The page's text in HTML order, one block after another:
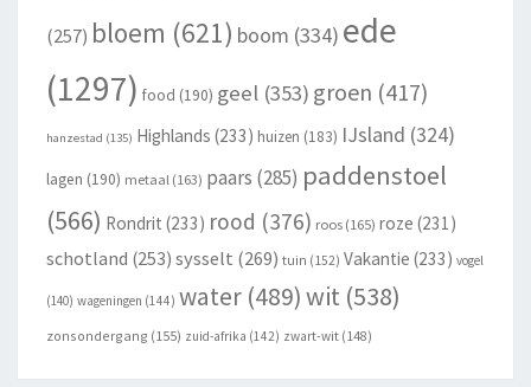
(257) bloem (621) boom (334) ede
(1297) food (190) geel (353) groen (417)
hanzestad (135) Highlands (233) huizen (183) IJsland (324)
lagen (190) metaal (163) paars (285) paddenstoel
(566) Rondrit (233) rood (376) roos (165) roze (231)
schotland (253) sysselt (269) tuin (152) Vakantie (233) vogel
(140) wageningen (144) water (489)wit (538)
zonsondergang (155) zuid-afrika (142) zwart-wit (148)